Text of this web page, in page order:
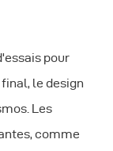
pour
le design
Les
comme